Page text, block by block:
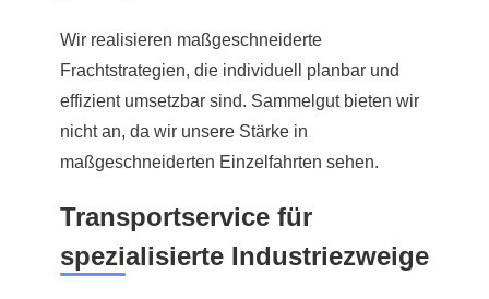
Wir realisieren maßgeschneiderte
Frachtstrategien, die individuell planbar und
effizient umsetzbar sind. Sammelgut bieten wir
nicht an, da wir unsere Stärke in
maßgeschneiderten Einzelfahrten sehen.
Transportservice für
spezialisierte Industriezweige